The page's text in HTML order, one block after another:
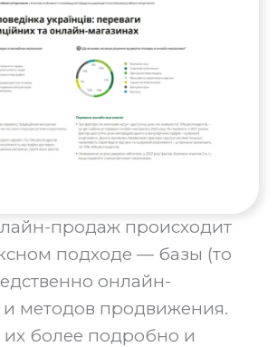
продаж происходит
подходе — базы (то
онлайн-
методов продвижения.
более подробно и